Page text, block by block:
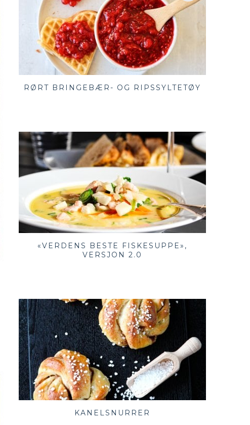
RØRT BRINGEBÆR- OG RIPSSYLTETØY
«VERDENS BESTE FISKESUPPE»,
VERSJON 2.0
KANELSNURRER